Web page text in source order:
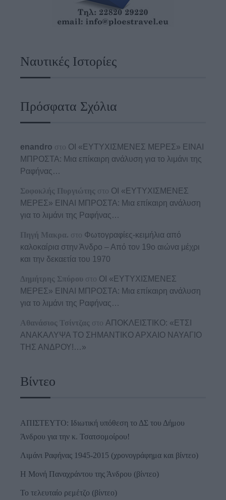
Ναυτικές Ιστορίες
Πρόσφατα Σχόλια
enandro στο ΟΙ «ΕΥΤΥΧΙΣΜΕΝΕΣ ΜΕΡΕΣ» ΕΙΝΑΙ
ΜΠΡΟΣΤΑ: Μια επίκαιρη ανάλυση για το λιμάνι της
Ραφήνας…
Σοφοκλής Πυργιώτης στο ΟΙ «ΕΥΤΥΧΙΣΜΕΝΕΣ
ΜΕΡΕΣ» ΕΙΝΑΙ ΜΠΡΟΣΤΑ: Μια επίκαιρη ανάλυση
για το λιμάνι της Ραφήνας…
Πηγή Μακρα. στο Φωτογραφίες-κειμήλια από
καλοκαίρια στην Άνδρο – Από τον 19ο αιώνα μέχρι
και την δεκαετία του 1970
Δημήτρης Σπύρου στο ΟΙ «ΕΥΤΥΧΙΣΜΕΝΕΣ
ΜΕΡΕΣ» ΕΙΝΑΙ ΜΠΡΟΣΤΑ: Μια επίκαιρη ανάλυση
για το λιμάνι της Ραφήνας…
Αθανάσιος Τσίντζας στο ΑΠΟΚΛΕΙΣΤΙΚΟ: «ΕΤΣΙ
ΑΝΑΚΑΛΥΨΑ ΤΟ ΣΗΜΑΝΤΙΚΟ ΑΡΧΑΙΟ ΝΑΥΑΓΙΟ
ΤΗΣ ΑΝΔΡΟΥ!…»
Βίντεο
ΑΠΙΣΤΕΥΤΟ: Ιδιωτική υπόθεση το ΔΣ του Δήμου
Άνδρου για την κ. Τσατσομοίρου!
Λιμάνι Ραφήνας 1945-2015 (χρονογράφημα και βίντεο)
Η Μονή Παναχράντου της Άνδρου (βίντεο)
Το τελευταίο ρεμέτζο (βίντεο)